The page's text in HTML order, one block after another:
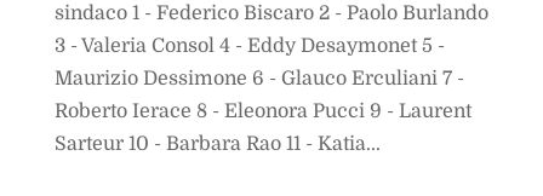
sindaco 1 - Federico Biscaro 2 - Paolo Burlando
3 - Valeria Consol 4 - Eddy Desaymonet 5 -
Maurizio Dessimone 6 - Glauco Erculiani 7 -
Roberto Ierace 8 - Eleonora Pucci 9 - Laurent
Sarteur 10 - Barbara Rao 11 - Katia...